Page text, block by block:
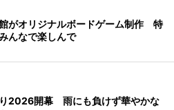
がオリジナルボードゲーム制作 特
んなで楽しんで
2026開幕 雨にも負けず華やかな